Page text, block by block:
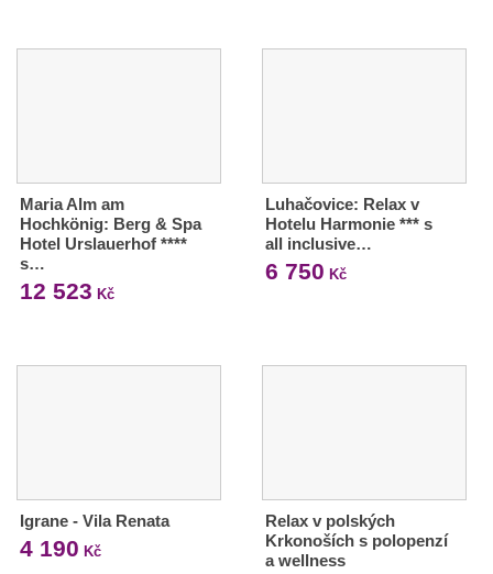
Maria Alm am
Hochkönig: Berg & Spa
Hotel Urslauerhof ****
s…
12 523 Kč
Luhačovice: Relax v
Hotelu Harmonie *** s
all inclusive…
6 750 Kč
Igrane - Vila Renata
4 190 Kč
Relax v polských
Krkonoších s polopenzí
a wellness